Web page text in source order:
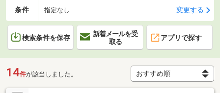
条件 指定なし 変更する
検索条件を保存
新着メールを受
取る
アプリで探す
14件が該当しました。